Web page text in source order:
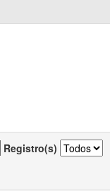
Registro(s)